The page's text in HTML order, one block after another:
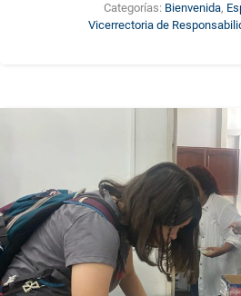
Categorías: Bienvenida,
Vicerrectoria de